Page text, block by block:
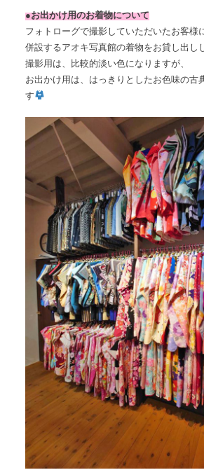
●お出かけ用のお着物について
フォトローグで撮影していただいたお客様
併設するアオキ写真館の着物をお貸し出し
撮影用は、比較的淡い色になりますが、
お出かけ用は、はっきりとしたお色味の古
す